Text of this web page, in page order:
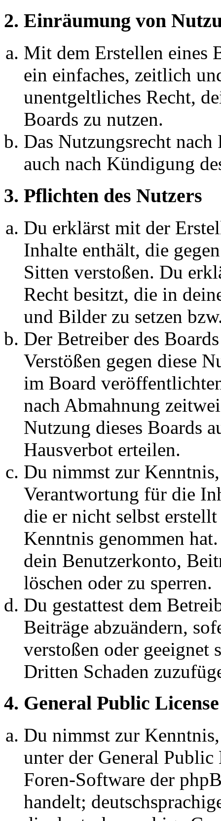
2. Einräumung von
Mit dem Erstellen eines
ein einfaches, zeitlich
unentgeltliches Recht,
Boards zu nutzen.
Das Nutzungsrecht
auch nach Kündigung
3. Pflichten des Nutzers
Du erklärst mit der
Inhalte enthält, die
Sitten verstoßen. Du
Recht besitzt, die in
und Bilder zu setzen
Der Betreiber des
Verstößen gegen diese
im Board
nach Abmahnung
Nutzung dieses Boards
Hausverbot erteilen.
Du nimmst zur
Verantwortung für die
die er nicht selbst
Kenntnis genommen
dein Benutzerkonto,
löschen oder zu sperren.
Du gestattest dem
Beiträge abzuändern,
verstoßen oder geeignet
Dritten Schaden
4. General Public License
Du nimmst zur
unter der General
Foren-Software der
handelt;